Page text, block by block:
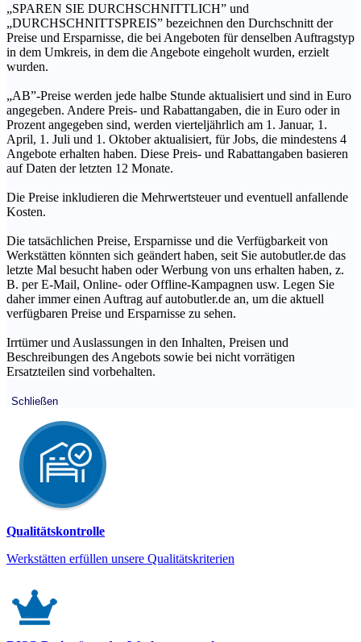
„SPAREN SIE DURCHSCHNITTLICH” und
„DURCHSCHNITTSPREIS” bezeichnen den Durchschnitt der
Preise und Ersparnisse, die bei Angeboten für denselben Auftragstyp
in dem Umkreis, in dem die Angebote eingeholt wurden, erzielt
wurden.
„AB”-Preise werden jede halbe Stunde aktualisiert und sind in Euro
angegeben. Andere Preis- und Rabattangaben, die in Euro oder in
Prozent angegeben sind, werden vierteljährlich am 1. Januar, 1.
April, 1. Juli und 1. Oktober aktualisiert, für Jobs, die mindestens 4
Angebote erhalten haben. Diese Preis- und Rabattangaben basieren
auf Daten der letzten 12 Monate.
Die Preise inkludieren die Mehrwertsteuer und eventuell anfallende
Kosten.
Die tatsächlichen Preise, Ersparnisse und die Verfügbarkeit von
Werkstätten könnten sich geändert haben, seit Sie autobutler.de das
letzte Mal besucht haben oder Werbung von uns erhalten haben, z.
B. per E-Mail, Online- oder Offline-Kampagnen usw. Legen Sie
daher immer einen Auftrag auf autobutler.de an, um die aktuell
verfügbaren Preise und Ersparnisse zu sehen.
Irrtümer und Auslassungen in den Inhalten, Preisen und
Beschreibungen des Angebots sowie bei nicht vorrätigen
Ersatzteilen sind vorbehalten.
Schließen
Qualitätskontrolle
Werkstätten erfüllen unsere Qualitätskriterien